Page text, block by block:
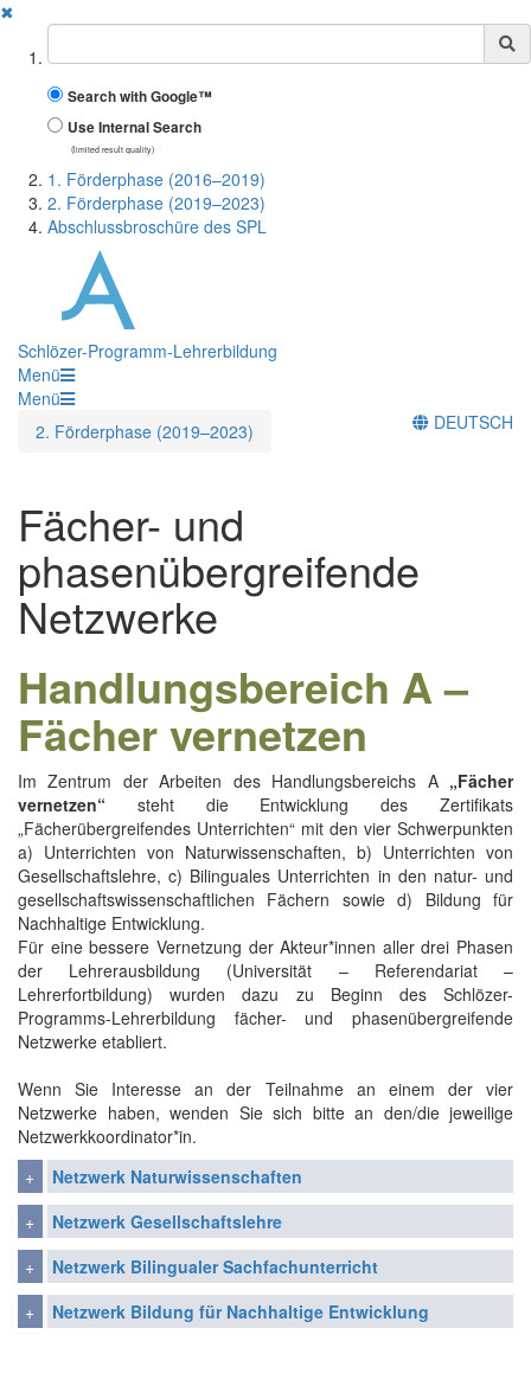
✖
Suchbegriff
Search with Google™
Use Internal Search
(limited result quality)
1. Förderphase (2016–2019)
2. Förderphase (2019–2023)
Abschlussbroschüre des SPL
Schlözer-Programm-Lehrerbildung
Menü
Menü
2. Förderphase (2019–2023)
DEUTSCH
Fächer- und
phasenübergreifende
Netzwerke
Handlungsbereich A –
Fächer vernetzen
Im Zentrum der Arbeiten des Handlungsbereichs A „Fächer
vernetzen“ steht die Entwicklung des Zertifikats
„Fächerübergreifendes Unterrichten“ mit den vier Schwerpunkten
a) Unterrichten von Naturwissenschaften, b) Unterrichten von
Gesellschaftslehre, c) Bilinguales Unterrichten in den natur- und
gesellschaftswissenschaftlichen Fächern sowie d) Bildung für
Nachhaltige Entwicklung.
Für eine bessere Vernetzung der Akteur*innen aller drei Phasen
der Lehrerausbildung (Universität – Referendariat –
Lehrerfortbildung) wurden dazu zu Beginn des Schlözer-
Programms-Lehrerbildung fächer- und phasenübergreifende
Netzwerke etabliert.
Wenn Sie Interesse an der Teilnahme an einem der vier
Netzwerke haben, wenden Sie sich bitte an den/die jeweilige
Netzwerkkoordinator*in.
Netzwerk Naturwissenschaften
Netzwerk Gesellschaftslehre
Netzwerk Bilingualer Sachfachunterricht
Netzwerk Bildung für Nachhaltige Entwicklung